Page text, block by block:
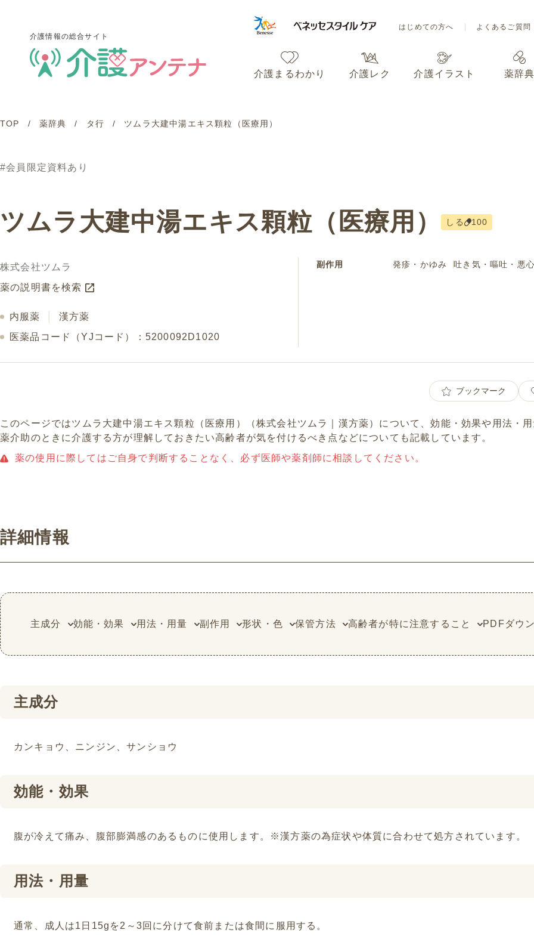
介護情報の総合サイト
はじめての方へ よくあるご質問
介護まるわかり 介護レク 介護イラスト 薬辞
介護情報の総合サイト
TOP 薬辞典 タ行 ツムラ大建中湯エキス顆粒（医療用）
#会員限定資料あり
ツムラ大建中湯エキス顆粒（医療用） しる 100
株式会社ツムラ
薬の説明書を検索
内服薬
漢方薬
医薬品コード（YJコード）：5200092D1020
副作用 発疹・かゆみ 吐き気・嘔吐・悪
ブックマーク
このページではツムラ大建中湯エキス顆粒（医療用）（株式会社ツムラ｜漢方薬）について、効能・効果や用法・
薬介助のときに介護する方が理解しておきたい高齢者が気を付けるべき点などについても記載しています。
薬の使用に際してはご自身で判断することなく、必ず医師や薬剤師に相談してください。
詳細情報
主成分 効能・効果 用法・用量 副作用 形状・色 保管方法 高齢者が特に注意すること PDFダウ
主成分
カンキョウ、ニンジン、サンショウ
効能・効果
腹が冷えて痛み、腹部膨満感のあるものに使用します。※漢方薬の為症状や体質に合わせて処方されています。
用法・用量
通常、成人は1日15gを2～3回に分けて食前または食間に服用する。